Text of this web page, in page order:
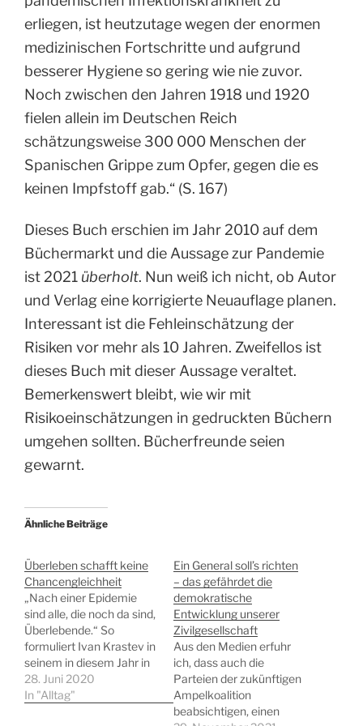
erliegen, ist heutzutage wegen der enormen
medizinischen Fortschritte und aufgrund
besserer Hygiene so gering wie nie zuvor.
Noch zwischen den Jahren 1918 und 1920
fielen allein im Deutschen Reich
schätzungsweise 300 000 Menschen der
Spanischen Grippe zum Opfer, gegen die es
keinen Impfstoff gab.“ (S. 167)
Dieses Buch erschien im Jahr 2010 auf dem
Büchermarkt und die Aussage zur Pandemie
ist 2021 überholt. Nun weiß ich nicht, ob Autor
und Verlag eine korrigierte Neuauflage planen.
Interessant ist die Fehleinschätzung der
Risiken vor mehr als 10 Jahren. Zweifellos ist
dieses Buch mit dieser Aussage veraltet.
Bemerkenswert bleibt, wie wir mit
Risikoeinschätzungen in gedruckten Büchern
umgehen sollten. Bücherfreunde seien
gewarnt.
Ähnliche Beiträge
Überleben schafft keine
Chancengleichheit
„Nach einer Epidemie
sind alle, die noch da sind,
Überlebende.“ So
formuliert Ivan Krastev in
seinem in diesem Jahr in
Englisch und Deutsch
erschienenen Buch „Ist
28. Juni 2020
In "Alltag"
Ein General soll’s richten
– das gefährdet die
demokratische
Entwicklung unserer
Zivilgesellschaft
Aus den Medien erfuhr
ich, dass auch die
Parteien der zukünftigen
Ampelkoalition
beabsichtigen, einen